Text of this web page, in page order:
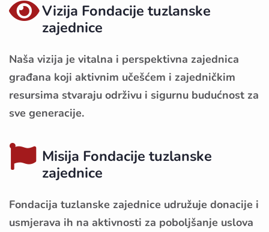
Vizija Fondacije tuzlanske
zajednice
Naša vizija je vitalna i perspektivna zajednica
građana koji aktivnim učešćem i zajedničkim
resursima stvaraju održivu i sigurnu budućnost za
sve generacije.
Misija Fondacije tuzlanske
zajednice
Fondacija tuzlanske zajednice udružuje donacije i
usmjerava ih na aktivnosti za poboljšanje uslova